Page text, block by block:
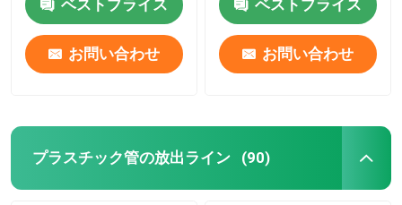
ベストプライス
お問い合わせ
ベストプライス
お問い合わせ
プラスチック管の放出ライン (90)